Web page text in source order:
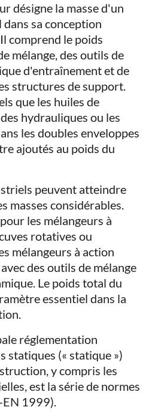
désigne la masse d'un
sa conception
comprend le poids
mélange, des outils de
d'entraînement et de
structures de support.
que les huiles de
hydrauliques ou les
les doubles enveloppes
ajoutés au poids du
peuvent atteindre
masses considérables.
les mélangeurs à
rotatives ou
mélangeurs à action
des outils de mélange
Le poids total du
essentiel dans la
réglementation
statiques (« statique »)
y compris les
est la série de normes
1999).